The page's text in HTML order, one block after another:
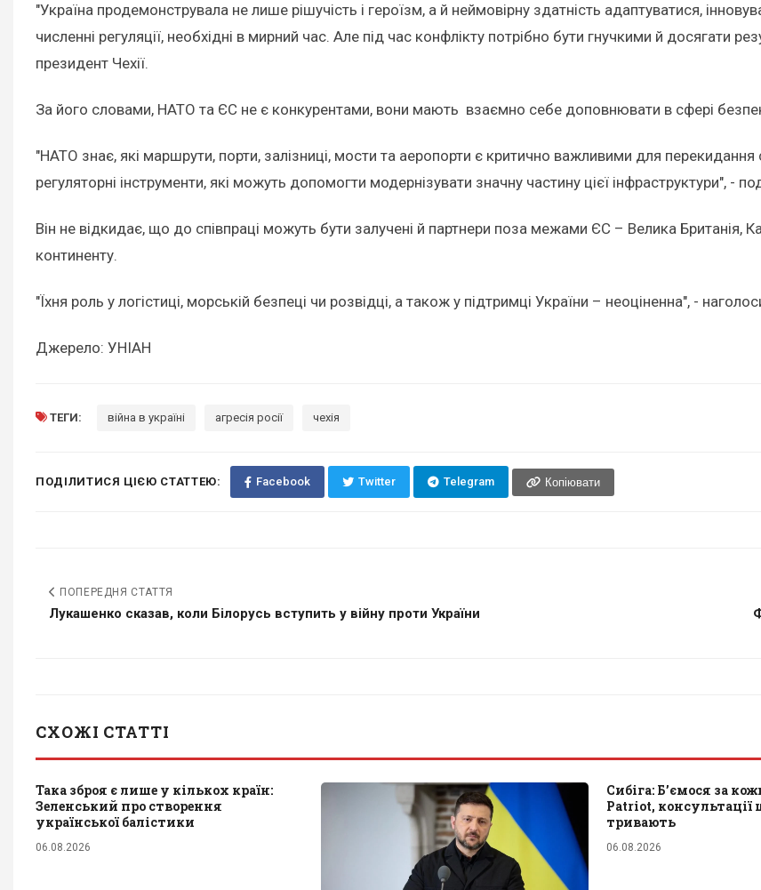
"Україна продемонструвала не лише рішучість і героїзм, а й неймовірну здатність адаптуватися,
численні регуляції, необхідні в мирний час. Але під час конфлікту потрібно бути гнучкими й досягати
президент Чехії.
За його словами, НАТО та ЄС не є конкурентами, вони мають взаємно себе доповнювати в сфері
"НАТО знає, які маршрути, порти, залізниці, мости та аеропорти є критично важливими для перекидання
регуляторні інструменти, які можуть допомогти модернізувати значну частину цієї інфраструктури", -
Він не відкидає, що до співпраці можуть бути залучені й партнери поза межами ЄС – Велика Британія,
континенту.
"Їхня роль у логістиці, морській безпеці чи розвідці, а також у підтримці України – неоціненна", -
Джерело: УНІАН
ТЕГИ: війна в україні агресія росії чехія
ПОДІЛИТИСЯ ЦІЄЮ СТАТТЕЮ: Facebook Twitter Telegram Копіювати
ПОПЕРЕДНЯ СТАТТЯ
Лукашенко сказав, коли Білорусь вступить у війну проти України
СХОЖІ СТАТТІ
Така зброя є лише у кількох країн:
Зеленський про створення
української балістики
06.08.2026
Сибіга: Б’ємося за
Patriot, консультації
тривають
06.08.2026